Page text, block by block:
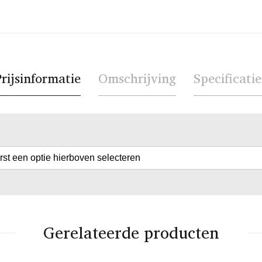
Omschrijving
een optie hierboven selecteren
Gerelateerde producten